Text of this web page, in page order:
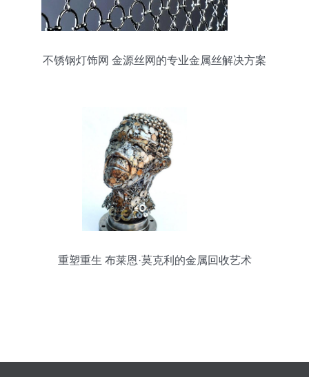
不锈钢灯饰网 金源丝网的专业金属丝解决方案
重塑重生 布莱恩·莫克利的金属回收艺术